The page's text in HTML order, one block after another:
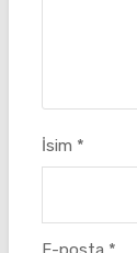
İsim *